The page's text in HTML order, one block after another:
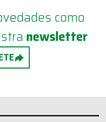
como
newsletter